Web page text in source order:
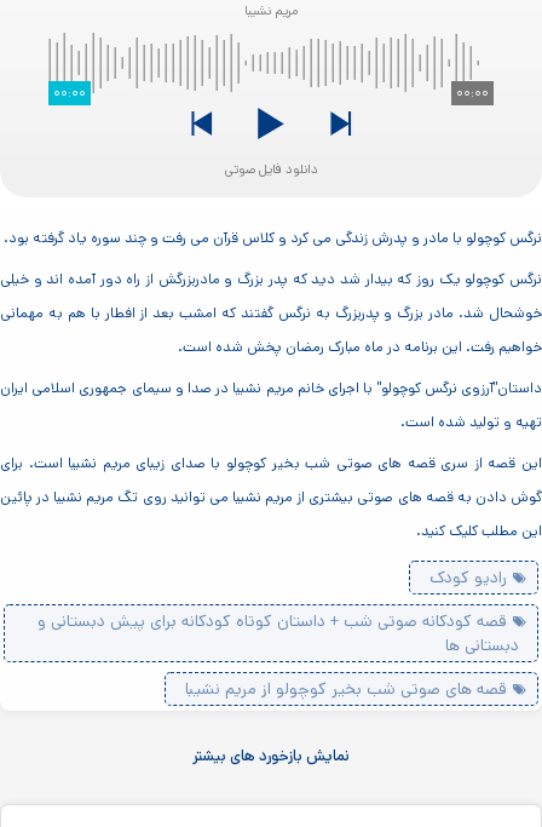
مریم نشیبا
۰۰:۰۰ ۰۰:۰۰
دانلود فایل صوتی
نرگس کوچولو با مادر و پدرش زندگی می کرد و کلاس قرآن می رفت و چند سوره یاد گرفته بود.
نرگس کوچولو یک روز که بیدار شد دید که پدر بزرگ و مادربزرگش از راه دور آمده اند و خیلی
خوشحال شد. مادر بزرگ و پدربزرگ به نرگس گفتند که امشب بعد از افطار با هم به مهمانی
خواهیم رفت. این برنامه در ماه مبارک رمضان پخش شده است.
داستان"آرزوی نرگس کوچولو" با اجرای خانم مریم نشیبا در صدا و سیمای جمهوری اسلامی ایران
تهیه و تولید شده است.
این قصه از سری قصه های صوتی شب بخیر کوچولو با صدای زیبای مریم نشیبا است. برای
گوش دادن به قصه های صوتی بیشتری از مریم نشیبا می توانید روی تگ مریم نشیبا در پائین
این مطلب کلیک کنید.
رادیو کودک
قصه کودکانه صوتی شب + داستان کوتاه کودکانه برای پیش دبستانی و
دبستانی ها
قصه های صوتی شب بخیر کوچولو از مریم نشیبا
نمایش بازخورد های بیشتر